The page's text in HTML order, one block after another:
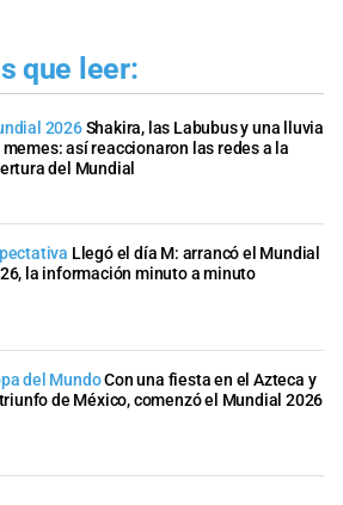
que leer:
2026Shakira, las Labubus y una lluvia
memes: así reaccionaron las redes a la
del Mundial
Llegó el día M: arrancó el Mundial
la información minuto a minuto
del MundoCon una fiesta en el Azteca y
de México, comenzó el Mundial 2026